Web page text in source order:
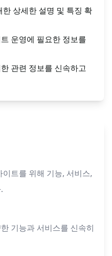
상세한 설명 및 특징 확
운영에 필요한 정보를
관련 정보를 신속하고
트를 위해 기능, 서비스,
기능과 서비스를 신속히